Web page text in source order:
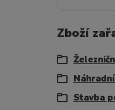
Zboží
Stavba